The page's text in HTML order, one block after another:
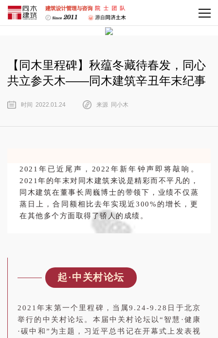
【同木里程碑】秋蕴冬藏待春发，同心
共立参天木——同木建筑辛丑年末纪事
时间 2022.01.24 来源 同小木
2021年已近尾声，2022年新年钟声即将敲响。
2021年的年末对同木建筑来说是精彩而不平凡的，
同木建筑在董事长周巍博士的带领下，业绩不仅蒸
蒸日上，合同额相比去年实现近300%的增长，更
在其他多个方面取得了骄人的成绩。
起·中关村论坛
2021年末第一个里程碑，当属9.24-9.28日于北京
举行的中关村论坛。本届中关村论坛以“智慧·健康
·碳中和”为主题，习近平总书记在开幕式上发表视